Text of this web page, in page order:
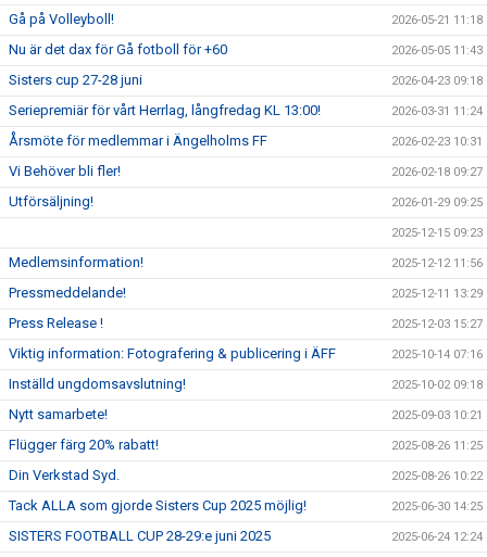
Gå på Volleyboll! 2026-05-21 11:18
Nu är det dax för Gå fotboll för +60 2026-05-05 11:43
Sisters cup 27-28 juni 2026-04-23 09:18
Seriepremiär för vårt Herrlag, långfredag KL 13:00! 2026-03-31 11:24
Årsmöte för medlemmar i Ängelholms FF 2026-02-23 10:31
Vi Behöver bli fler! 2026-02-18 09:27
Utförsäljning! 2026-01-29 09:25
2025-12-15 09:23
Medlemsinformation! 2025-12-12 11:56
Pressmeddelande! 2025-12-11 13:29
Press Release ! 2025-12-03 15:27
Viktig information: Fotografering & publicering i ÄFF 2025-10-14 07:16
Inställd ungdomsavslutning! 2025-10-02 09:18
Nytt samarbete! 2025-09-03 10:21
Flügger färg 20% rabatt! 2025-08-26 11:25
Din Verkstad Syd. 2025-08-26 10:22
Tack ALLA som gjorde Sisters Cup 2025 möjlig! 2025-06-30 14:25
SISTERS FOOTBALL CUP 28-29:e juni 2025 2025-06-24 12:24